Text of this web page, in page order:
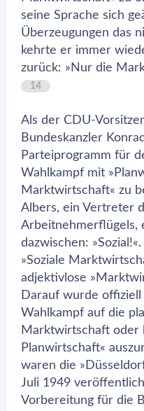
seine Sprache sich
Überzeugungen das
kehrte er immer
zurück: »Nur die
14
Als der CDU-
Bundeskanzler
Parteiprogramm für
Wahlkampf mit
Marktwirtschaft« zu
Albers, ein Vertreter
Arbeitnehmerflügels,
dazwischen:
»Soziale
adjektivlose
Darauf wurde offiziell
Wahlkampf auf die
Marktwirtschaft oder
Planwirtschaft«
waren die
Juli 1949
Vorbereitung für die